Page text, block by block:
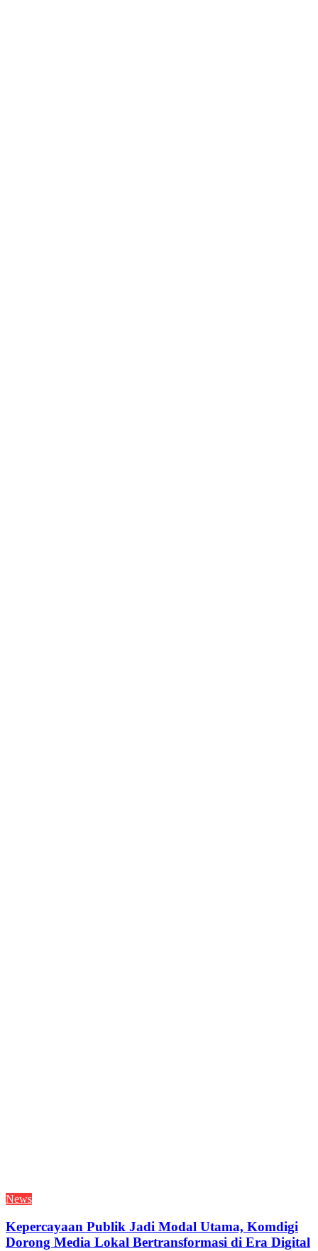
News
Kepercayaan Publik Jadi Modal Utama, Komdigi
Dorong Media Lokal Bertransformasi di Era Digital